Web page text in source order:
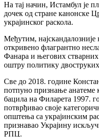
На тај начин, Истамбул је
дочек од стране канонске
украјинског раскола.
Међутим, најскандалозније
откривено флагрантно
Фанара и његових стварних
оштру политику
Све до 2018. године
потпуно признање анатеме
бацила на Филарета 1997.
потврђивао своје
општења са украјинским
признавао Украјину
РПЦ.